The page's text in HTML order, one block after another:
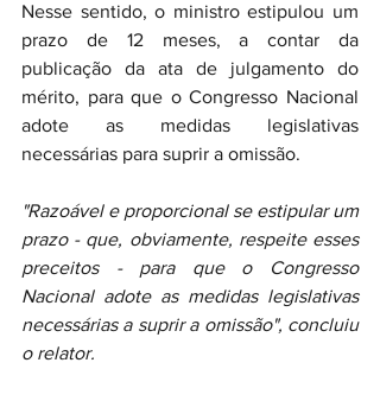
Nesse sentido, o ministro estipulou um
prazo de 12 meses, a contar da
publicação da ata de julgamento do
mérito, para que o Congresso Nacional
adote as medidas legislativas
necessárias para suprir a omissão.
"Razoável e proporcional se estipular um
prazo - que, obviamente, respeite esses
preceitos - para que o Congresso
Nacional adote as medidas legislativas
necessárias a suprir a omissão", concluiu
o relator.